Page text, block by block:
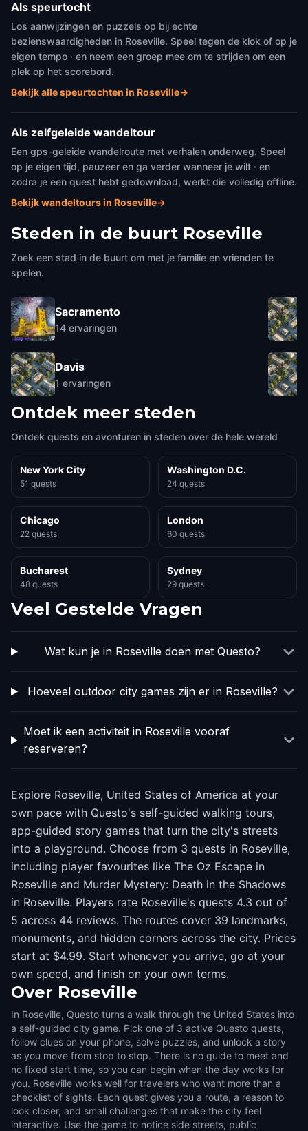
Als speurtocht
Los aanwijzingen en puzzels op bij echte
bezienswaardigheden in Roseville. Speel tegen de klok of op je
eigen tempo · en neem een groep mee om te strijden om een
plek op het scorebord.
Bekijk alle speurtochten in Roseville→
Als zelfgeleide wandeltour
Een gps-geleide wandelroute met verhalen onderweg. Speel
op je eigen tijd, pauzeer en ga verder wanneer je wilt · en
zodra je een quest hebt gedownload, werkt die volledig offline.
Bekijk wandeltours in Roseville→
Steden in de buurt Roseville
Zoek een stad in de buurt om met je familie en vrienden te
spelen.
Sacramento
14 ervaringen
Davis
1 ervaringen
Ontdek meer steden
Ontdek quests en avonturen in steden over de hele wereld
New York City
51 quests
Washington D.C.
24 quests
Chicago
22 quests
London
60 quests
Bucharest
48 quests
Sydney
29 quests
Veel Gestelde Vragen
Wat kun je in Roseville doen met Questo?
Hoeveel outdoor city games zijn er in Roseville?
Moet ik een activiteit in Roseville vooraf
reserveren?
Explore Roseville, United States of America at your
own pace with Questo's self-guided walking tours,
app-guided story games that turn the city's streets
into a playground. Choose from 3 quests in Roseville,
including player favourites like The Oz Escape in
Roseville and Murder Mystery: Death in the Shadows
in Roseville. Players rate Roseville's quests 4.3 out of
5 across 44 reviews. The routes cover 39 landmarks,
monuments, and hidden corners across the city. Prices
start at $4.99. Start whenever you arrive, go at your
own speed, and finish on your own terms.
Over Roseville
In Roseville, Questo turns a walk through the United States into
a self-guided city game. Pick one of 3 active Questo quests,
follow clues on your phone, solve puzzles, and unlock a story
as you move from stop to stop. There is no guide to meet and
no fixed start time, so you can begin when the day works for
you. Roseville works well for travelers who want more than a
checklist of sights. Each quest gives you a route, a reason to
look closer, and small challenges that make the city feel
interactive. Use the game to notice side streets, public